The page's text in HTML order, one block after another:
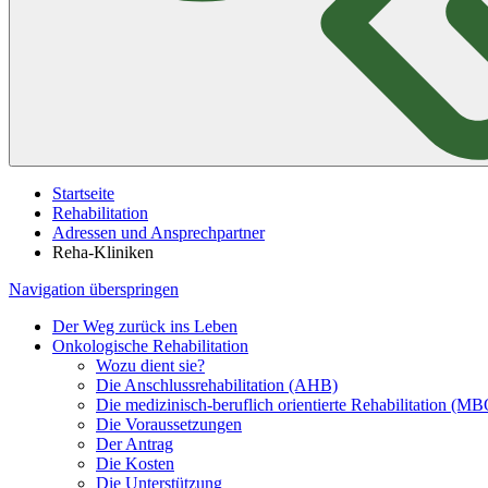
Startseite
Rehabilitation
Adressen und Ansprechpartner
Reha-Kliniken
Navigation überspringen
Der Weg zurück ins Leben
Onkologische Rehabilitation
Wozu dient sie?
Die Anschlussrehabilitation (AHB)
Die medizinisch-beruflich orientierte Rehabilitation
Die Voraussetzungen
Der Antrag
Die Kosten
Die Unterstützung